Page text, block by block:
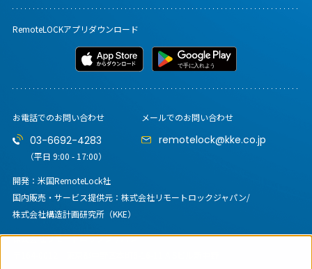
お電話でのお問い合わせ
03-6692-4283
（平日 9:00 - 17:00）
メールでのお問い合わせ
remotelock@kke.co.jp
開発：米国RemoteLock社
国内販売・サービス提供元： 株式会社リモートロックジャパン/
株式会社構造計画研究所（KKE）
株式会社リモートロックジャパン
RemoteLOCKアプリダウンロード